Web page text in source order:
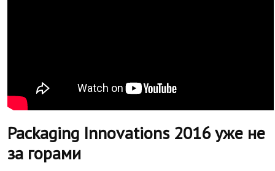
Packaging Innovations 2016 уже не
за горами